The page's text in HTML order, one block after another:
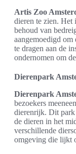
Artis Zoo
dieren te zien. Het
behoud van
aangemoedigd om
te dragen aan de
ondernomen om
Dierenpark
Dierenpark
bezoekers
dierenrijk. Dit park
de dieren in het
verschillende
omgeving die lijkt